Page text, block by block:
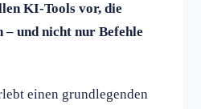
KI-Tools vor, die
und nicht nur Befehle
einen grundlegenden